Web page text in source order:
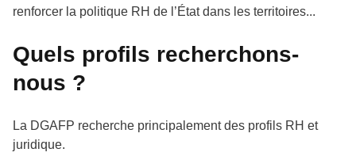
renforcer la politique RH de l’État dans les territoires...
Quels profils recherchons-
nous ?
La DGAFP recherche principalement des profils RH et
juridique.